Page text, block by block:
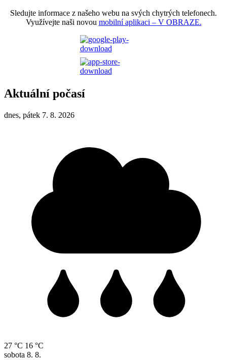
Sledujte informace z našeho webu na svých chytrých telefonech.
Využívejte naši novou mobilní aplikaci – V OBRAZE.
Aktuální počasí
dnes, pátek 7. 8. 2026
27 °C 16 °C
sobota 8. 8.